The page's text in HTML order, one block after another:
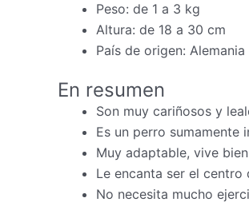
Peso: de 1 a 3 kg
Altura: de 18 a 30 cm
País de origen: Alemania
En resumen
Son muy cariñosos y
Es un perro
Muy adaptable, vive
Le encanta ser el centro
No necesita mucho